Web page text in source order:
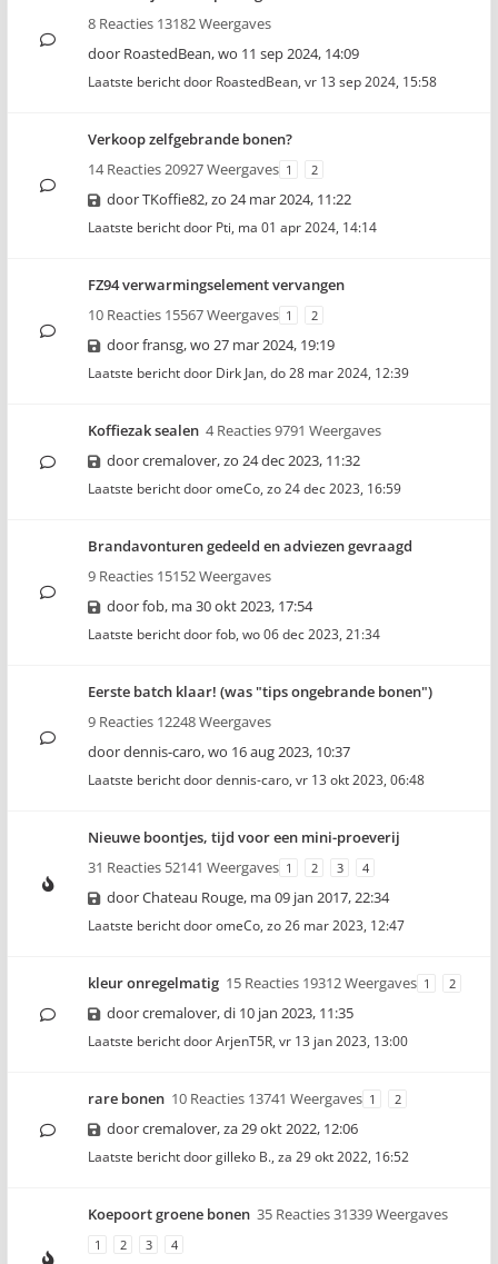
8 Reacties 13182 Weergaves
door RoastedBean,wo 11 sep 2024, 14:09
Laatste bericht door RoastedBean, vr 13 sep 2024, 15:58
Verkoop zelfgebrande bonen?
14 Reacties 20927 Weergaves 1 2
doorTKoffie82,zo 24 mar 2024, 11:22
Laatste bericht door Pti, ma 01 apr 2024, 14:14
FZ94 verwarmingselement vervangen
10 Reacties 15567 Weergaves 1 2
doorfransg,wo 27 mar 2024, 19:19
Laatste bericht door Dirk Jan, do 28 mar 2024, 12:39
Koffiezak sealen 4 Reacties 9791 Weergaves
doorcremalover,zo 24 dec 2023, 11:32
Laatste bericht dooromeCo, zo 24 dec 2023, 16:59
Brandavonturen gedeeld en adviezen gevraagd
9 Reacties 15152 Weergaves
doorfob, ma 30 okt 2023, 17:54
Laatste bericht doorfob, wo 06 dec 2023, 21:34
Eerste batch klaar! (was "tips ongebrande bonen")
9 Reacties 12248 Weergaves
doordennis-caro,wo 16 aug 2023, 10:37
Laatste bericht doordennis-caro, vr 13 okt 2023, 06:48
Nieuwe boontjes, tijd voor een mini-proeverij
31 Reacties 52141 Weergaves 1 2 3 4
doorChateau Rouge, ma 09 jan 2017, 22:34
Laatste bericht dooromeCo, zo 26 mar 2023, 12:47
kleur onregelmatig 15 Reacties 19312 Weergaves 1 2
doorcremalover,di 10 jan 2023, 11:35
Laatste bericht doorArjenT5R, vr 13 jan 2023, 13:00
rare bonen 10 Reacties 13741 Weergaves 1 2
doorcremalover,za 29 okt 2022, 12:06
Laatste bericht doorgilleko B., za 29 okt 2022, 16:52
Koepoort groene bonen 35 Reacties 31339 Weergaves
1 2 3 4